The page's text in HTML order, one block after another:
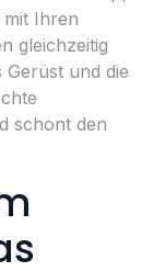
Ihren
gleichzeitig
Gerüst und die
schont den